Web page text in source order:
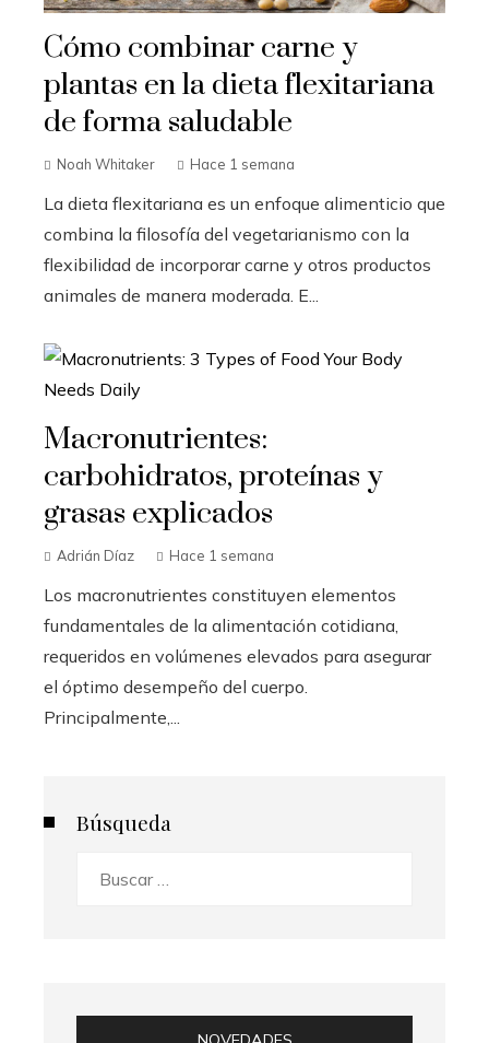
Cómo combinar carne y
plantas en la dieta flexitariana
de forma saludable
Noah Whitaker Hace 1 semana
La dieta flexitariana es un enfoque alimenticio que
combina la filosofía del vegetarianismo con la
flexibilidad de incorporar carne y otros productos
animales de manera moderada. E...
Macronutrientes:
carbohidratos, proteínas y
grasas explicados
Adrián Díaz Hace 1 semana
Los macronutrientes constituyen elementos
fundamentales de la alimentación cotidiana,
requeridos en volúmenes elevados para asegurar
el óptimo desempeño del cuerpo.
Principalmente,...
Búsqueda